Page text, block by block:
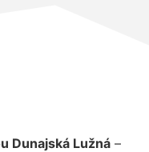
Dunajská Lužná –